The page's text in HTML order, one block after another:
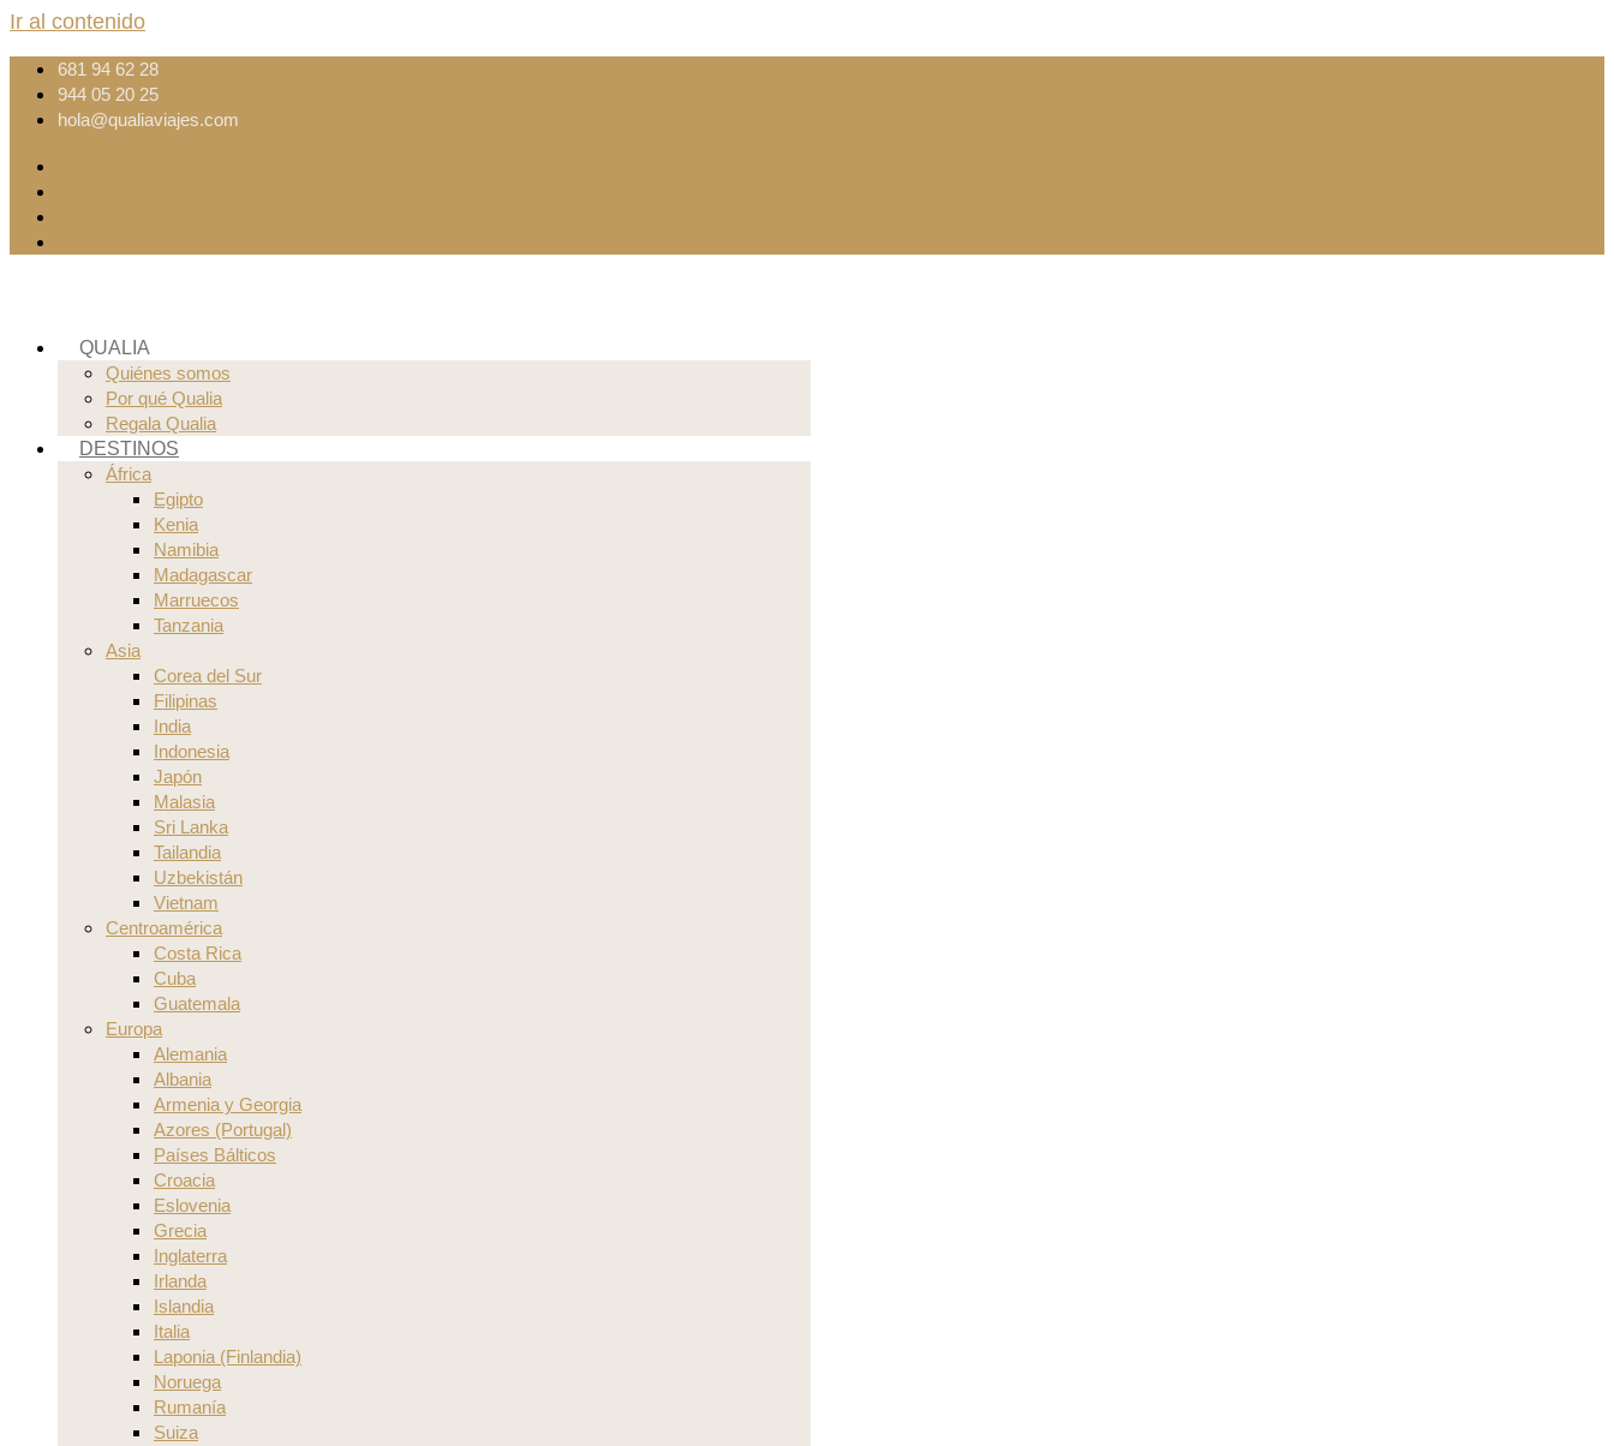
Ir al contenido
681 94 62 28
944 05 20 25
hola@qualiaviajes.com
QUALIA
Quiénes somos
Por qué Qualia
Regala Qualia
DESTINOS
África
Egipto
Kenia
Namibia
Madagascar
Marruecos
Tanzania
Asia
Corea del Sur
Filipinas
India
Indonesia
Japón
Malasia
Sri Lanka
Tailandia
Uzbekistán
Vietnam
Centroamérica
Costa Rica
Cuba
Guatemala
Europa
Alemania
Albania
Armenia y Georgia
Azores (Portugal)
Países Bálticos
Croacia
Eslovenia
Grecia
Inglaterra
Irlanda
Islandia
Italia
Laponia (Finlandia)
Noruega
Rumanía
Suiza